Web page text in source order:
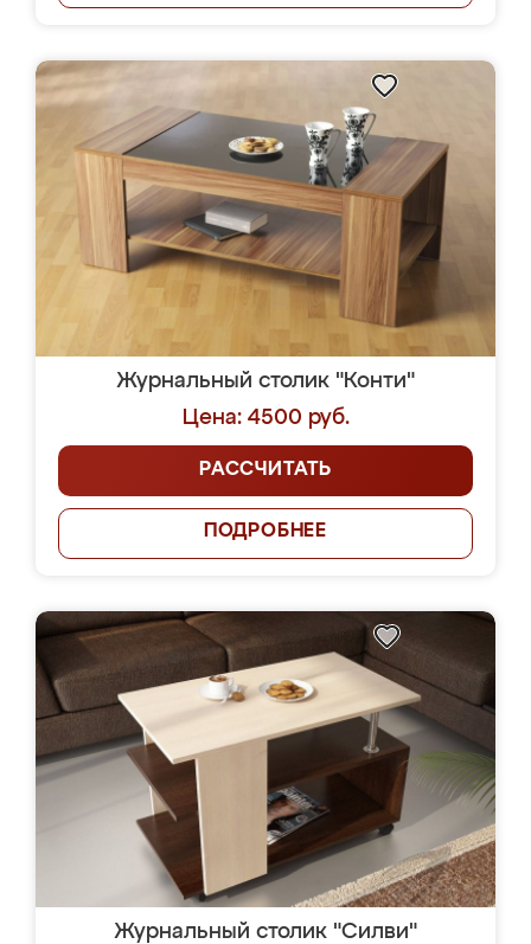
Журнальный столик "Конти"
Цена: 4500 руб.
РАССЧИТАТЬ
ПОДРОБНЕЕ
Журнальный столик "Силви"